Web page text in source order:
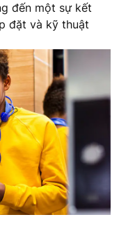
đến một sự kết
đặt và kỹ thuật